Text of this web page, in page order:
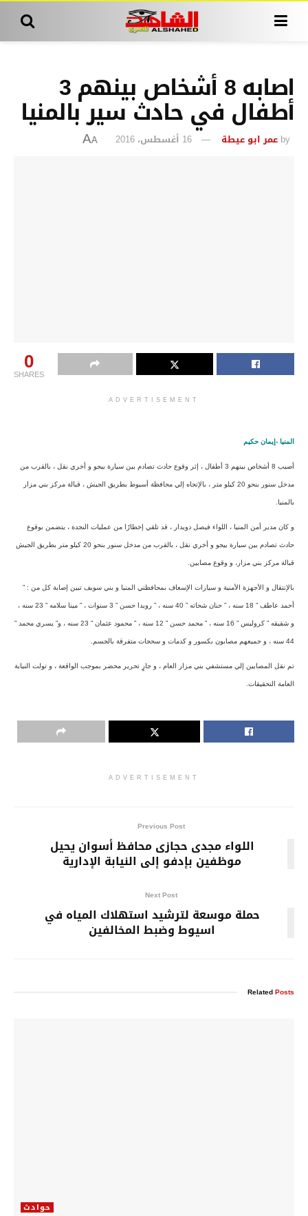
اصابه 8 أشخاص بينهم 3
أطفال في حادث سير بالمنيا
by عمر ابو عيطة 16 أغسطس، 2016 A
A
0
SHARES
ADVERTISEMENT
المنيا -إيمان حكيم
أصيب 8 أشخاص بينهم 3 أطفال ، إثر وقوع حادث تصادم بين سيارة بيجو و أخري نقل ، بالقرب من
مدخل سنور بنحو 20 كيلو متر ، بالإتجاه إلي محافظة أسيوط بطريق الجيش ، قبالة مركز بني مزار
بالمنيا.
و كان مدير أمن المنيا ، اللواء فيصل دويدار ، قد تلقي إخطارًا من عمليات النجدة ، يتضمن بوقوع
حادث تصادم بين سيارة بيجو و أخري نقل ، بالقرب من مدخل سنور بنحو 20 كيلو متر بطريق الجيش
قبالة مركز بني مزار، و وقوع مصابين.
بالإنتقال و الأجهزة الأمنية و سيارات الإسعاف بمحافظتي المنيا و بني سويف تبين إصابة كل من : ”
أحمد عاطف ” 18 سنه ، ” حنان شحاته ” 40 سنه ، ” رويدا حسن ” 3 سنوات ، ” مينا سلامه ” 23 سنه ،
و شقيقه ” كروليس ” 16 سنه ، ” محمد حسن ” 12 سنه ، ” محمود عثمان ” 23 سنه ، و” يسري محمد ”
44 سنه ، و جميعهم مصابون بكسور و كدمات و سحجات متفرقة بالجسم.
تم نقل المصابين إلي مستشفي بني مزار العام ، و جارٍ تحرير محضر بموجب الواقعة ، و تولت النيابة
العامة التحقيقات.
ADVERTISEMENT
Previous Post
اللواء مجدى حجازى محافظ أسوان يحيل
موظفين بإدفو إلى النيابة الإدارية
Next Post
حملة موسعة لترشيد استهلاك المياه في
اسيوط وضبط المخالفين
RelatedPosts
حوادث